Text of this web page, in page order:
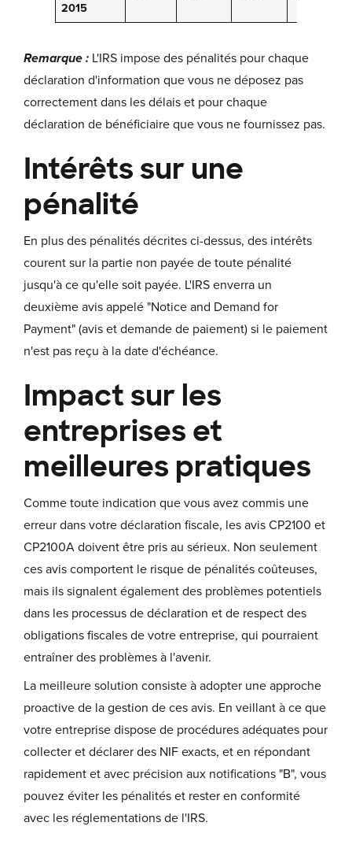
2015
Remarque : L'IRS impose des pénalités pour chaque
déclaration d'information que vous ne déposez pas
correctement dans les délais et pour chaque
déclaration de bénéficiaire que vous ne fournissez pas.
Intérêts sur une
pénalité
En plus des pénalités décrites ci-dessus, des intérêts
courent sur la partie non payée de toute pénalité
jusqu'à ce qu'elle soit payée. L'IRS enverra un
deuxième avis appelé "Notice and Demand for
Payment" (avis et demande de paiement) si le paiement
n'est pas reçu à la date d'échéance.
Impact sur les
entreprises et
meilleures pratiques
Comme toute indication que vous avez commis une
erreur dans votre déclaration fiscale, les avis CP2100 et
CP2100A doivent être pris au sérieux. Non seulement
ces avis comportent le risque de pénalités coûteuses,
mais ils signalent également des problèmes potentiels
dans les processus de déclaration et de respect des
obligations fiscales de votre entreprise, qui pourraient
entraîner des problèmes à l'avenir.
La meilleure solution consiste à adopter une approche
proactive de la gestion de ces avis. En veillant à ce que
votre entreprise dispose de procédures adéquates pour
collecter et déclarer des NIF exacts, et en répondant
rapidement et avec précision aux notifications "B", vous
pouvez éviter les pénalités et rester en conformité
avec les réglementations de l'IRS.